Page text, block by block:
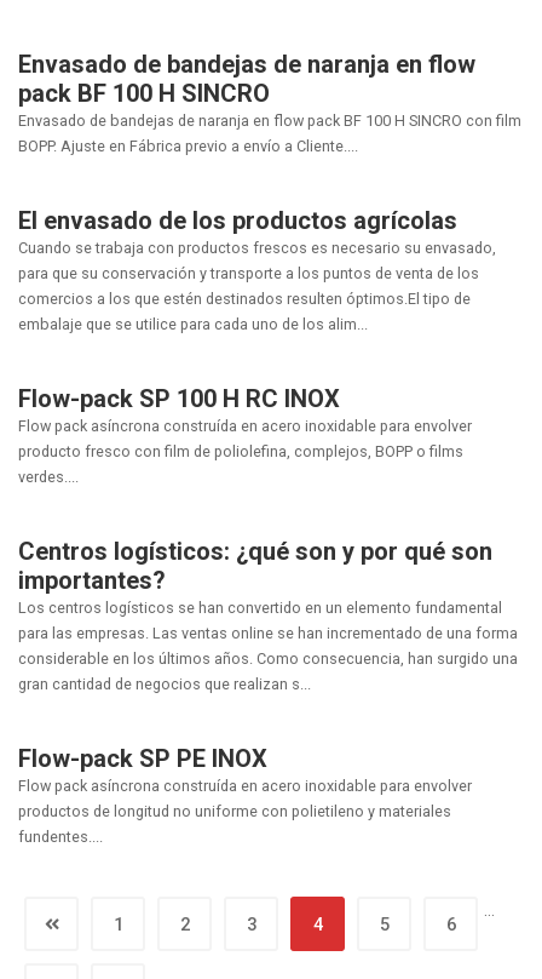
Envasado de bandejas de naranja en flow
pack BF 100 H SINCRO
Envasado de bandejas de naranja en flow pack BF 100 H SINCRO con film
BOPP. Ajuste en Fábrica previo a envío a Cliente....
El envasado de los productos agrícolas
Cuando se trabaja con productos frescos es necesario su envasado,
para que su conservación y transporte a los puntos de venta de los
comercios a los que estén destinados resulten óptimos.El tipo de
embalaje que se utilice para cada uno de los alim...
Flow-pack SP 100 H RC INOX
Flow pack asíncrona construída en acero inoxidable para envolver
producto fresco con film de poliolefina, complejos, BOPP o films
verdes....
Centros logísticos: ¿qué son y por qué son
importantes?
Los centros logísticos se han convertido en un elemento fundamental
para las empresas. Las ventas online se han incrementado de una forma
considerable en los últimos años. Como consecuencia, han surgido una
gran cantidad de negocios que realizan s...
Flow-pack SP PE INOX
Flow pack asíncrona construída en acero inoxidable para envolver
productos de longitud no uniforme con polietileno y materiales
fundentes....
1 2 3 4 5 6